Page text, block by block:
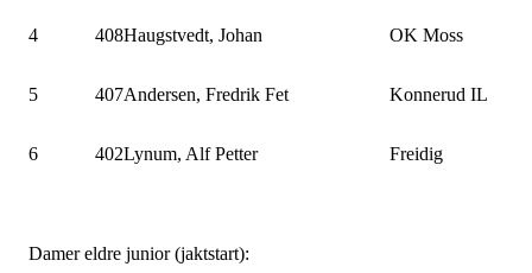
4 408Haugstvedt, Johan OK Moss
5 407Andersen, Fredrik Fet Konnerud IL
6 402Lynum, Alf Petter Freidig
Damer eldre junior (jaktstart):